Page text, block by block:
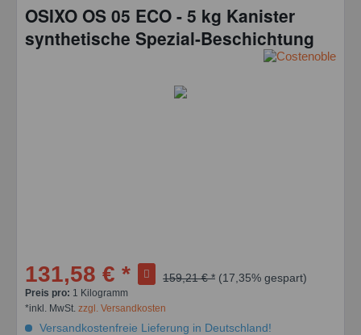
OSIXO OS 05 ECO - 5 kg Kanister
synthetische Spezial-Beschichtung
131,58 € * 159,21 € * (17,35% gespart)
Preis pro: 1 Kilogramm
*inkl. MwSt. zzgl. Versandkosten
Versandkostenfreie Lieferung in Deutschland!